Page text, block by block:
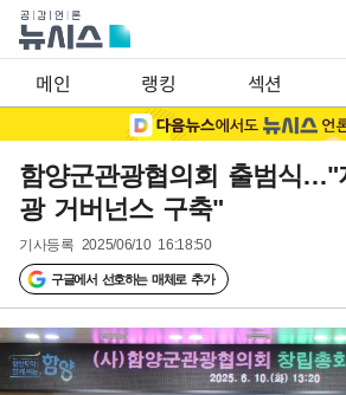
메인 랭킹 섹션
함양군관광협의회 출범식…"
광 거버넌스 구축"
기사등록 2025/06/10 16:18:50
구글에서 선호하는 매체로 추가